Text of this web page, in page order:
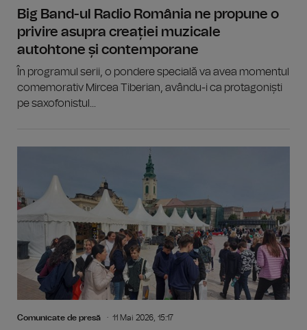
Big Band-ul Radio România ne propune o
privire asupra creației muzicale
autohtone și contemporane
În programul serii, o pondere specială va avea momentul
comemorativ Mircea Tiberian, avându-i ca protagoniști
pe saxofonistul...
Comunicate de presă 11 Mai 2026, 15:17